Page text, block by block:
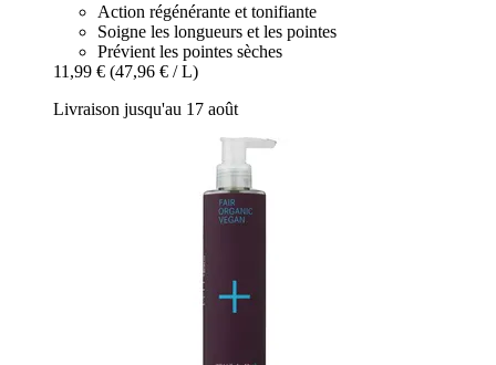
Action régénérante et tonifiante
Soigne les longueurs et les pointes
Prévient les pointes sèches
11,99 € (47,96 € / L)
Livraison jusqu'au 17 août